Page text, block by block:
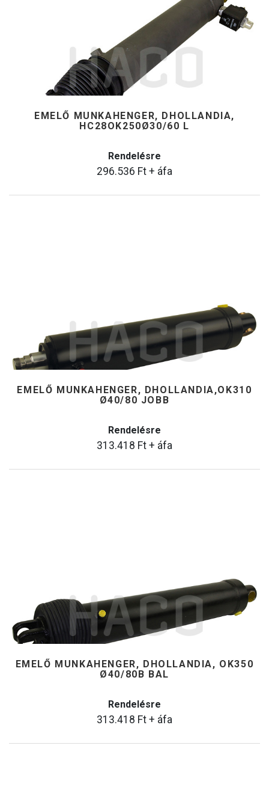
EMELŐ MUNKAHENGER, DHOLLANDIA,
HC28OK250Ø30/60 L
Rendelésre
296.536 Ft + áfa
EMELŐ MUNKAHENGER, DHOLLANDIA,OK310
Ø40/80 JOBB
Rendelésre
313.418 Ft + áfa
EMELŐ MUNKAHENGER, DHOLLANDIA, OK350
Ø40/80B BAL
Rendelésre
313.418 Ft + áfa